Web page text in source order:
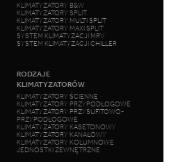
KLIMATYZATORY B&W
KLIMATYZATORY SPLIT
KLIMATYZATORY MULTI SPLIT
KLIMATYZATORY MAXI SPLIT
SYSTEM KLIMATYZACJI MRV
SYSTEM KLIMATYZACJI CHILLER
RODZAJE
KLIMATYZATORÓW
KLIMATYZATORY ŚCIENNE
KLIMATYZATORY PRZYPODŁOGOWE
KLIMATYZATORY PRZYSUFITOWO-
PRZYPODŁOGOWE
KLIMATYZATORY KASETONOWY
KLIMATYZATORY KANAŁOWY
KLIMATYZATORY KOLUMNOWE
JEDNOSTKI ZEWNĘTRZNE